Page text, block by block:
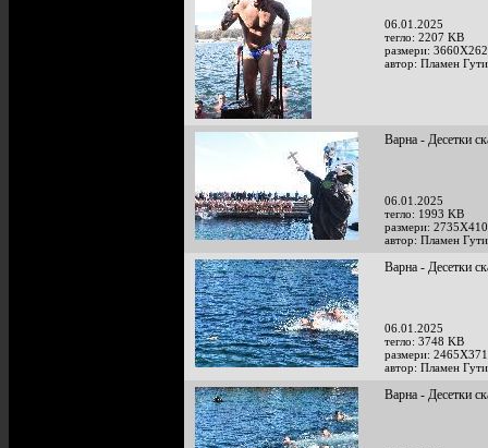
06.01.2025
тегло: 2207 KB
размери:
автор: Пламен
Варна - Десетки
06.01.2025
тегло: 1993 KB
размери:
автор: Пламен
Варна - Десетки
06.01.2025
тегло: 3748 KB
размери:
автор: Пламен
Варна - Десетки